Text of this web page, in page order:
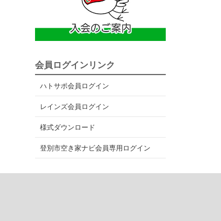
会員ログインリンク
ハトサポ会員ログイン
レインズ会員ログイン
様式ダウンロード
登別市空き家ナビ会員専用ログイン